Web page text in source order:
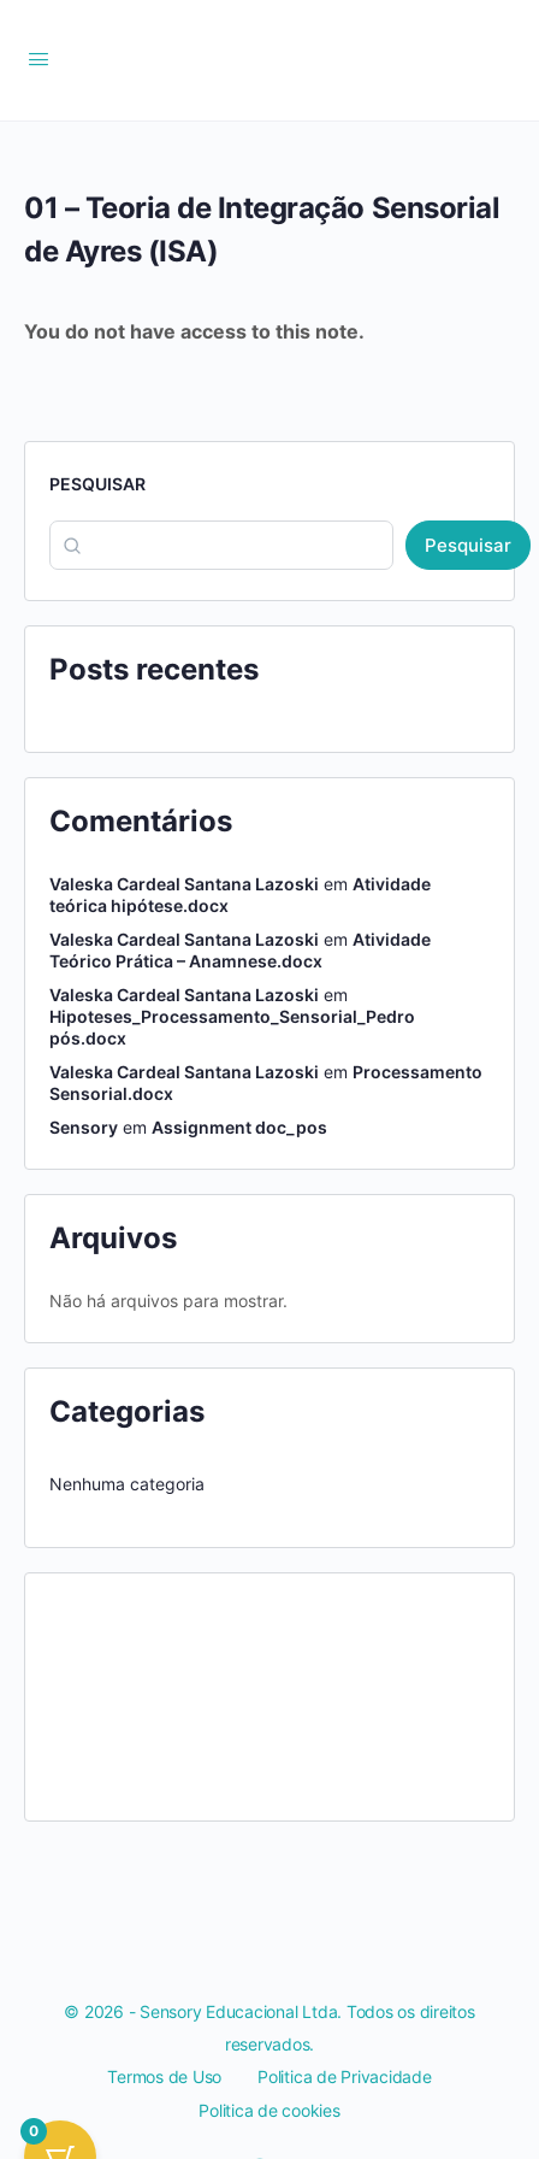
01 – Teoria de Integração Sensorial
de Ayres (ISA)
You do not have access to this note.
PESQUISAR
Pesquisar
Posts recentes
Comentários
Valeska Cardeal Santana Lazoski em Atividade
teórica hipótese.docx
Valeska Cardeal Santana Lazoski em Atividade
Teórico Prática – Anamnese.docx
Valeska Cardeal Santana Lazoski em
Hipoteses_Processamento_Sensorial_Pedro
pós.docx
Valeska Cardeal Santana Lazoski em Processamento
Sensorial.docx
Sensory em Assignment doc_pos
Arquivos
Não há arquivos para mostrar.
Categorias
Nenhuma categoria
© 2026 - Sensory Educacional Ltda. Todos os direitos
reservados.
Termos de Uso
Politica de Privacidade
Politica de cookies
0